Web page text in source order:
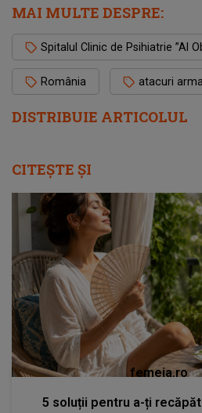
DISTRIBUIE ARTICOLUL
MAI MULTE DESPRE:
Spitalul Clinic de Psihiatrie ”Al
România atacuri
CITEȘTE ȘI
femeia.ro
5 soluții pentru a-ți